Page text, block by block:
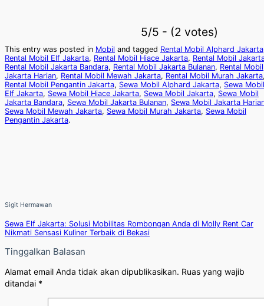
5/5 - (2 votes)
This entry was posted in Mobil and tagged Rental Mobil Alphard Jakarta
Rental Mobil Elf Jakarta, Rental Mobil Hiace Jakarta, Rental Mobil
Rental Mobil Jakarta Bandara, Rental Mobil Jakarta Bulanan, Rental Mobil
Jakarta Harian, Rental Mobil Mewah Jakarta, Rental Mobil Murah Jakarta
Rental Mobil Pengantin Jakarta, Sewa Mobil Alphard Jakarta, Sewa Mobil
Elf Jakarta, Sewa Mobil Hiace Jakarta, Sewa Mobil Jakarta, Sewa Mobil
Jakarta Bandara, Sewa Mobil Jakarta Bulanan, Sewa Mobil Jakarta
Sewa Mobil Mewah Jakarta, Sewa Mobil Murah Jakarta, Sewa Mobil
Pengantin Jakarta.
Sigit Hermawan
Sewa Elf Jakarta: Solusi Mobilitas Rombongan Anda di Molly Rent Car
Nikmati Sensasi Kuliner Terbaik di Bekasi
Tinggalkan Balasan
Alamat email Anda tidak akan dipublikasikan. Ruas yang wajib
ditandai *